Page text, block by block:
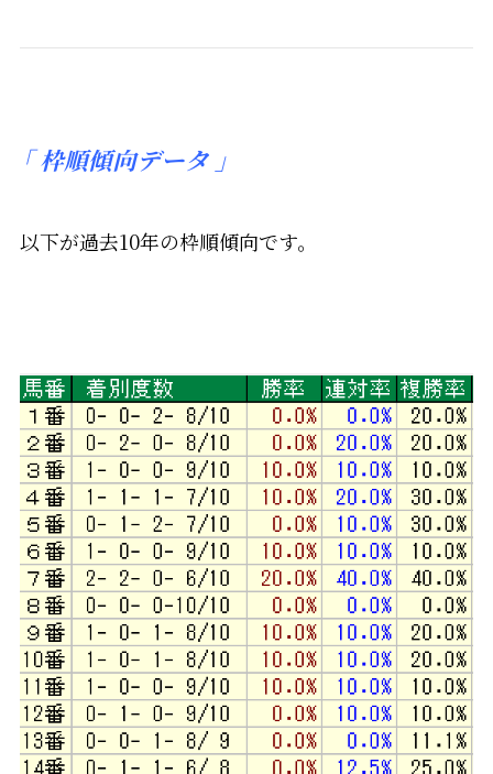
「枠順傾向データ 」
以下が過去10年の枠順傾向です。